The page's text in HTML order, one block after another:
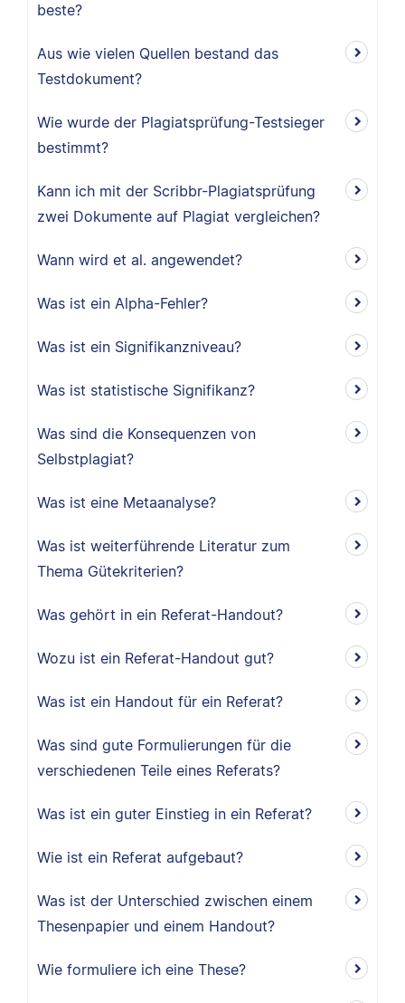
beste?
Aus wie vielen Quellen bestand das
Testdokument?
Wie wurde der Plagiatsprüfung-Testsieger
bestimmt?
Kann ich mit der Scribbr-Plagiatsprüfung
zwei Dokumente auf Plagiat vergleichen?
Wann wird et al. angewendet?
Was ist ein Alpha-Fehler?
Was ist ein Signifikanzniveau?
Was ist statistische Signifikanz?
Was sind die Konsequenzen von
Selbstplagiat?
Was ist eine Metaanalyse?
Was ist weiterführende Literatur zum
Thema Gütekriterien?
Was gehört in ein Referat-Handout?
Wozu ist ein Referat-Handout gut?
Was ist ein Handout für ein Referat?
Was sind gute Formulierungen für die
verschiedenen Teile eines Referats?
Was ist ein guter Einstieg in ein Referat?
Wie ist ein Referat aufgebaut?
Was ist der Unterschied zwischen einem
Thesenpapier und einem Handout?
Wie formuliere ich eine These?